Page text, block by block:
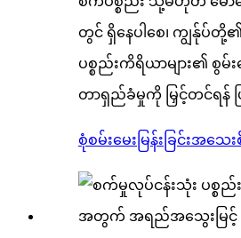
တွင် ရှိနေပါစေ၊ ကျွန်ုပ်တို့
ပစ္စည်းကိရိယာများ၏ စွမ်
တာရှည်ခံမှုကို မြှင့်တင်ရန်
စုံစမ်းမေးမြန်းခြင်းအသေ